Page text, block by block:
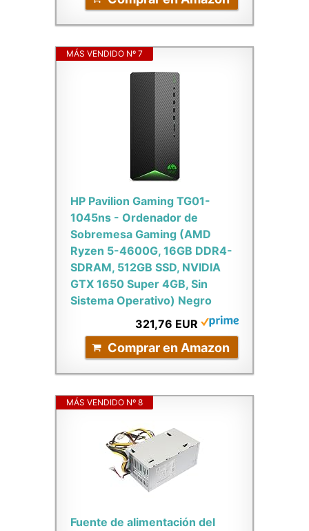
MÁS VENDIDO Nº 7
HP Pavilion Gaming TG01-
1045ns - Ordenador de
Sobremesa Gaming (AMD
Ryzen 5-4600G, 16GB DDR4-
SDRAM, 512GB SSD, NVIDIA
GTX 1650 Super 4GB, Sin
Sistema Operativo) Negro
321,76 EUR
Comprar en Amazon
MÁS VENDIDO Nº 8
Fuente de alimentación del